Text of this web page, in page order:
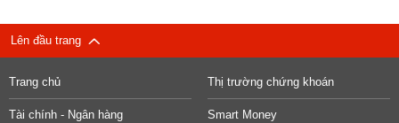
Lên đầu trang
Trang chủ Thị trường chứng khoán
Tài chính - Ngân hàng Smart Money